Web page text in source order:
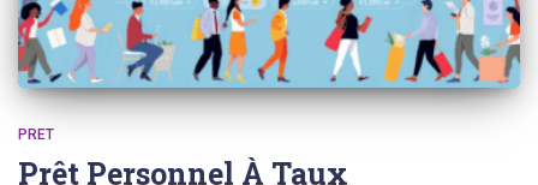
PRET
Prêt Personnel À Taux